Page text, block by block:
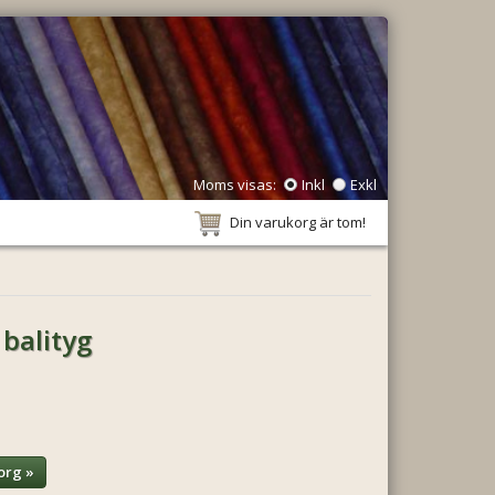
Moms visas: Inkl
Exkl
Din varukorg är tom!
»